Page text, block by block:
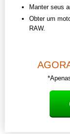
Manter seus
Obter um
RAW.